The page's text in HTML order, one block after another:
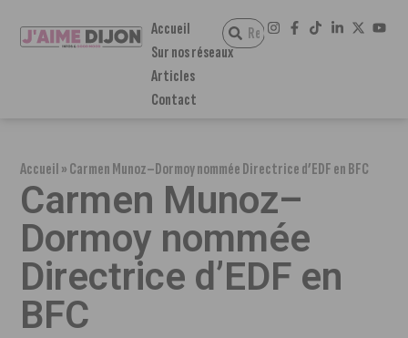
Accueil
Sur nos réseaux
Articles
Contact
Accueil»Carmen Munoz–Dormoy nommée Directrice d’EDF en BFC
Carmen Munoz–
Dormoy nommée
Directrice d’EDF en
BFC